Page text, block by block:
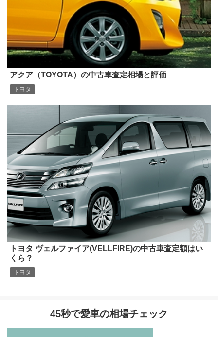
アクア（TOYOTA）の中古車査定相場と評価
トヨタ
トヨタ ヴェルファイア(VELLFIRE)の中古車査定額はい
くら？
トヨタ
45秒で愛車の相場チェック